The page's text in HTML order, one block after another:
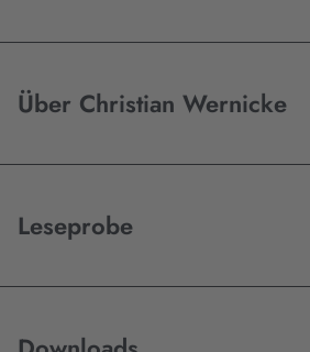
Über Christian Wernicke
Leseprobe